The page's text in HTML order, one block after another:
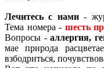
Лечитесь с нами-
Тема номера - шесть
Вопросы -аллергия,
мае природа
взбодриться,